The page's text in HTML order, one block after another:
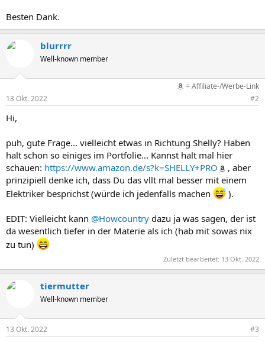
Besten Dank.
blurrrr
Well-known member
= Affiliate-/Werbe-Link
13 Okt. 2022
#2
Hi,
puh, gute Frage... vielleicht etwas in Richtung Shelly? Haben
halt schon so einiges im Portfolie... Kannst halt mal hier
schauen: https://www.amazon.de/s?k=SHELLY+PRO
, aber
prinzipiell denke ich, dass Du das vllt mal besser mit einem
Elektriker besprichst (würde ich jedenfalls machen
).
EDIT: Vielleicht kann @Howcountry dazu ja was sagen, der ist
da wesentlich tiefer in der Materie als ich (hab mit sowas nix
zu tun)
Zuletzt bearbeitet: 13 Okt. 2022
tiermutter
Well-known member
13 Okt. 2022 #3